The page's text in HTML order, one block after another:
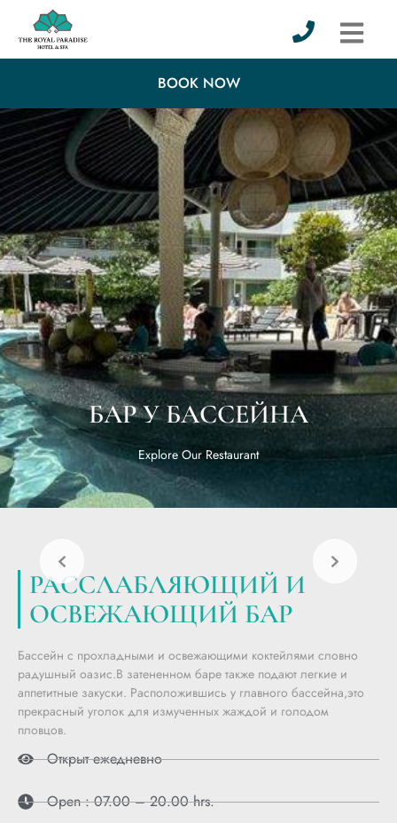
BOOK NOW
БАР У БАССЕЙНА
Explore Our Restaurant
РАССЛАБЛЯЮЩИЙ И
ОСВЕЖАЮЩИЙ БАР
Бассейн с прохладными и освежающими коктейлями словно
радушный оазис.В затененном баре также подают легкие и
аппетитные закуски. Расположившись у главного бассейна,это
прекрасный уголок для измученных жаждой и голодом
пловцов.
Открыт ежедневно
Open : 07.00 – 20.00 hrs.